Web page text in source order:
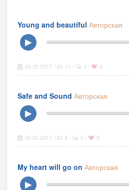
Young and beautiful Авторская
▶
06.02.2017 11 0 0
Safe and Sound Авторская
▶
06.02.2017 8 0 0
My heart will go on Авторская
▶